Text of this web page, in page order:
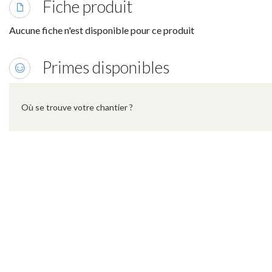
Fiche produit
Aucune fiche n'est disponible pour ce produit
Primes disponibles
Où se trouve votre chantier ?